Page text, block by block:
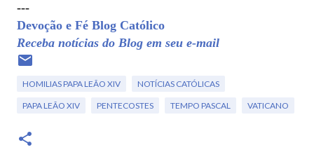
---
Devoção e Fé Blog Católico
Receba notícias do Blog em seu e-mail
HOMILIAS PAPA LEÃO XIV NOTÍCIAS CATÓLICAS
PAPA LEÃO XIV PENTECOSTES TEMPO PASCAL VATICANO